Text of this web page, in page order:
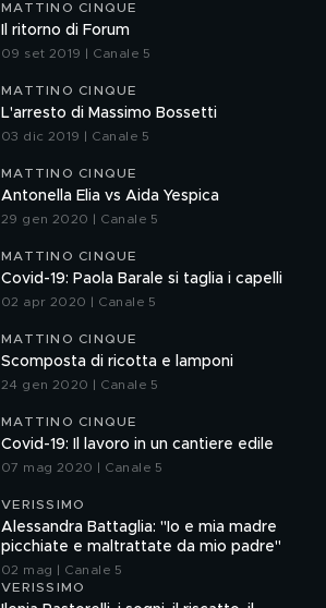
MATTINO CINQUE
Il ritorno di Forum
09 set 2019 | Canale 5
MATTINO CINQUE
L'arresto di Massimo Bossetti
03 dic 2019 | Canale 5
MATTINO CINQUE
Antonella Elia vs Aida Yespica
29 gen 2020 | Canale 5
MATTINO CINQUE
Covid-19: Paola Barale si taglia i capelli
02 apr 2020 | Canale 5
MATTINO CINQUE
Scomposta di ricotta e lamponi
24 gen 2020 | Canale 5
MATTINO CINQUE
Covid-19: Il lavoro in un cantiere edile
07 mag 2020 | Canale 5
VERISSIMO
Alessandra Battaglia: "Io e mia madre
picchiate e maltrattate da mio padre"
02 mag | Canale 5
VERISSIMO